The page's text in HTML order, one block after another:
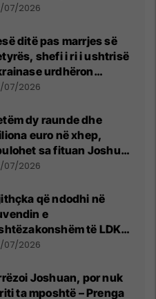
07/2026
ditë pas marrjes së
shefi i ri i ushtrisë
urdhëron
të madh
07/2026
dy raunde dhe
euro në xhep,
sa fituan Joshua
07/2026
që ndodhi në
e
të LDK-
07/2026
Joshuan, por nuk
ta mposhtë – Prenga